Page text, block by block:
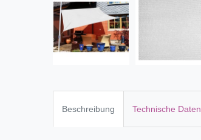
Beschreibung Technische Daten